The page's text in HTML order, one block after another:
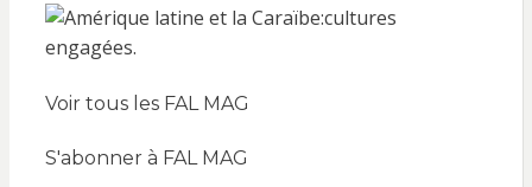
Voir tous les FAL MAG
S'abonner à FAL MAG